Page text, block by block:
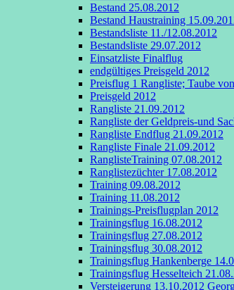
Bestand 25.08.2012
Bestand Haustraining
Bestandsliste 11./12.08.2012
Bestandsliste 29.07.2012
Einsatzliste Finalflug
endgültiges Preisgeld 2012
Preisflug 1 Rangliste; Taube
Preisgeld 2012
Rangliste 21.09.2012
Rangliste der Geldpreis-und
Rangliste Endflug 21.09.2012
Rangliste Finale 21.09.2012
RanglisteTraining 07.08.2012
Ranglistezüchter 17.08.2012
Training 09.08.2012
Training 11.08.2012
Trainings-Preisflugplan 2012
Trainingsflug 16.08.2012
Trainingsflug 27.08.2012
Trainingsflug 30.08.2012
Trainingsflug Hankenberge
Trainingsflug Hesselteich
Versteigerung 13.10.2012